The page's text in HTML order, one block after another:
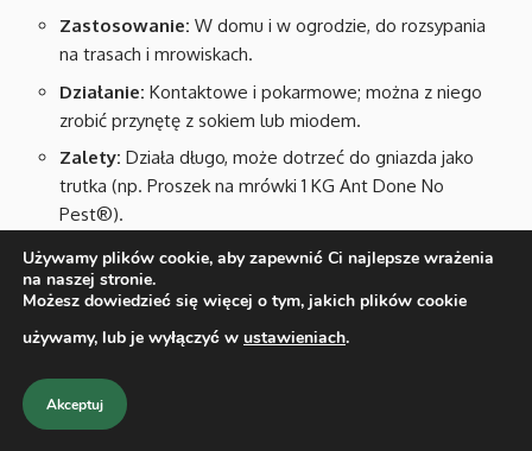
Zastosowanie: W domu i w ogrodzie, do rozsypania
na trasach i mrowiskach.
Działanie: Kontaktowe i pokarmowe; można z niego
zrobić przynętę z sokiem lub miodem.
Zalety: Działa długo, może dotrzeć do gniazda jako
trutka (np. Proszek na mrówki 1 KG Ant Done No
Pest®).
Wady:Wymaga zabezpieczenia przed dziećmi i
zwierzętami.
Oprysk na mrówki (koncentraty):
pobierania pokarmu.
Działanie:
Używamy plików cookie, aby zapewnić Ci najlepsze wrażenia
na naszej stronie.
Możesz dowiedzieć się więcej o tym, jakich plików cookie
używamy, lub je wyłączyć w ustawieniach.
Akceptuj